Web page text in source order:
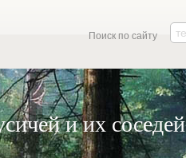
Поиск по сайту
и их соседей